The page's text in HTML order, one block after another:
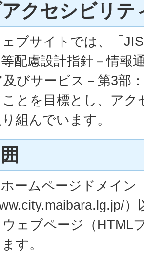
クセシビリテ
ブサイトでは、「
配慮設計指針－情報
びサービス－第3部
とを目標とし、アク
組んでいます。
ームページドメイン
ェブページ（HTML
す。